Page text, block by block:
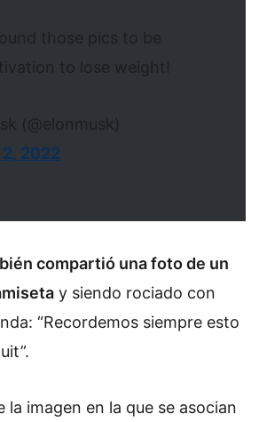
those pics to be
to lose weight!
(@elonmusk)
2022
compartió una foto de un
y siendo rociado con
“Recordemos siempre esto
la imagen en la que se asocian